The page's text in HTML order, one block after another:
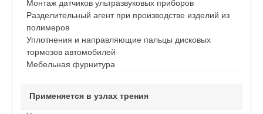
Монтаж датчиков ультразвуковых приборов
Разделительный агент при производстве изделий из
полимеров
Уплотнения и направляющие пальцы дисковых
тормозов автомобилей
Мебельная фурнитура
Применяется в узлах трения